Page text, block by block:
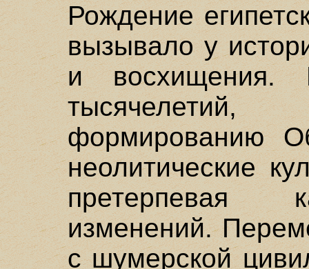
Рождение
вызывало у
и восхищения.
тысячелетий,
формированию
неолитические
претерпевая
изменений.
с шумерской